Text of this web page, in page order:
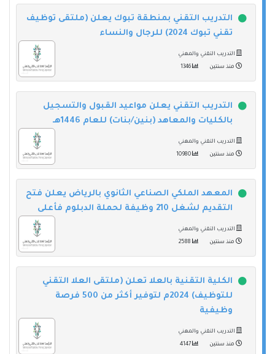
التدريب التقني بمنطقة تبوك يعلن (ملتقى توظيف
تقني تبوك 2024) للرجال والنساء
التدريب التقني والمهني
منذ سنتين
التدريب التقني يعلن مواعيد القبول والتسجيل
بالكليات والمعاهد (بنين/بنات) للعام 1446هـ
التدريب التقني والمهني
منذ سنتين
المعهد الملكي الصناعي الثانوي بالرياض يعلن فتح
التقديم لشغل 210 وظيفة لحملة الدبلوم فأعلى
التدريب التقني والمهني
منذ سنتين
الكلية التقنية بالعلا تعلن (ملتقى العلا التقني
للتوظيف) 2024م لتوفير أكثر من 500 فرصة
وظيفية
التدريب التقني والمهني
منذ سنتين